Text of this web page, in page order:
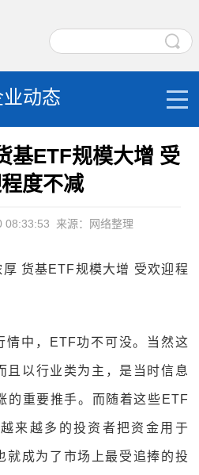
业动态
基ETF规模大增 受
度不减
08:33:53 来源：网络整理
货基ETF规模大增 受欢迎程
情中，ETF功不可没。当然这
且以行业类为主，是当时信息
的重要推手。而随着这些ETF
来越多的投资者把资金用于
就成为了市场上最受追捧的投